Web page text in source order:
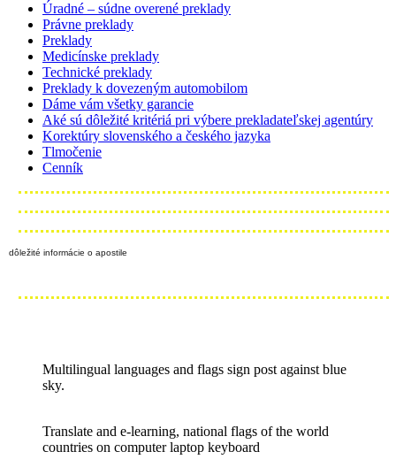
Úradné – súdne overené preklady
Právne preklady
Preklady
Medicínske preklady
Technické preklady
Preklady k dovezeným automobilom
Dáme vám všetky garancie
Aké sú dôležité kritériá pri výbere prekladateľskej agentúry
Korektúry slovenského a českého jazyka
Tlmočenie
Cenník
dôležité informácie o apostile
Multilingual languages and flags sign post against blue
sky.
Translate and e-learning, national flags of the world
countries on computer laptop keyboard